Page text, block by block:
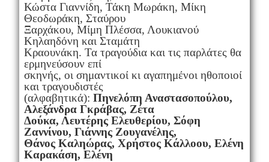
Κώστα Γιαννίδη, Τάκη Μωράκη, Μίκη
Θεοδωράκη, Σταύρου
Ξαρχάκου, Μίμη Πλέσσα, Λουκιανού
Κηλαηδόνη και Σταμάτη
Κραουνάκη. Τα τραγούδια και τις παρλάτες θα
ερμηνεύσουν επί
σκηνής, οι σημαντικοί κι αγαπημένοι ηθοποιοί
και τραγουδιστές
(αλφαβητικά): Πηνελόπη Αναστασοπούλου,
Αλεξάνδρα Γκράβας, Ζέτα
Δούκα, Λευτέρης Ελευθερίου, Σόφη
Ζαννίνου, Γιάννης Ζουγανέλης,
Θάνος Καληώρας, Χρήστος Κάλλοου, Ελένη
Καρακάση, Ελένη